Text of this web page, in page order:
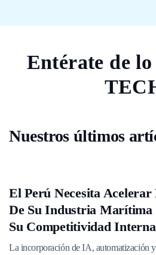
Entérate de
Nuestros últimos
El Perú Necesita
De Su Industria Marítima
Su Competitividad
La incorporación de IA, automatización